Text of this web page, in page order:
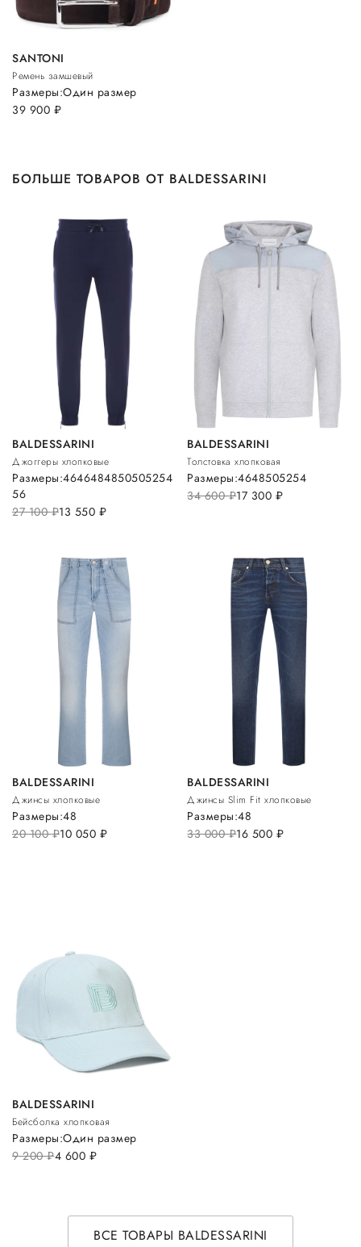
SANTONI
Ремень замшевый
39 900 руб.
Размеры:Один размер
БОЛЬШЕ ТОВАРОВ ОТ BALDESSARINI
BALDESSARINI
Джоггеры хлопковые
27 100руб.13 550 руб.
Размеры:4646484850505254
56
BALDESSARINI
Толстовка хлопковая
34 600руб.17 300 руб.
Размеры:4648505254
BALDESSARINI
Джинсы хлопковые
20 100руб.10 050 руб.
Размеры:48
BALDESSARINI
Джинсы Slim Fit хлопковые
33 000руб.16 500 руб.
Размеры:48
BALDESSARINI
Бейсболка хлопковая
9 200руб.4 600 руб.
Размеры:Один размер
ВСЕ ТОВАРЫ BALDESSARINI